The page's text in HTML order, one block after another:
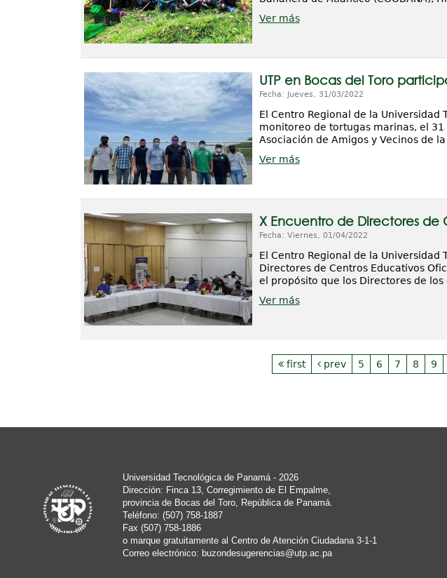
Ver más
UTP en Bocas del Toro
Fecha: Jueves, 31/03/2022
El Centro Regional de la Universidad
monitoreo de tortugas marinas, el
Asociación de Amigos y Vecinos de
Ver más
X Encuentro de Directores de
Fecha: Viernes, 01/04/2022
El Centro Regional de la Universidad
Directores de Centros Educativos
el propósito que los Directores de
Ver más
first prev 5 6 7 8 9
Universidad Tecnológica de Panamá - 2026
Dirección: Finca 13, Corregimiento de El Empalme,
provincia de Bocas del Toro, República de Panamá.
Teléfono: (507) 758-1887
Fax (507) 758-1886
o marque gratuitamente al Centro de Atención Ciudadana 3-1-1
Correo electrónico: buzondesugerencias@utp.ac.pa